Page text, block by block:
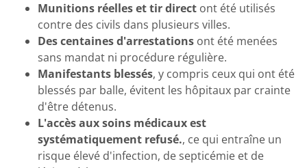
Munitions réelles et tir direct ont été utilisés
contre des civils dans plusieurs villes.
Des centaines d'arrestations ont été menées
sans mandat ni procédure régulière.
Manifestants blessés, y compris ceux qui ont été
blessés par balle, évitent les hôpitaux par crainte
d'être détenus.
L'accès aux soins médicaux est
systématiquement refusé., ce qui entraîne un
risque élevé d'infection, de septicémie et de